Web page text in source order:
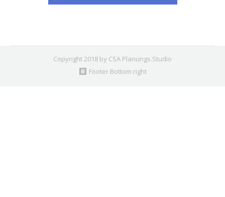
Copyright 2018 by CSA Planungs.Studio
Footer Bottom right